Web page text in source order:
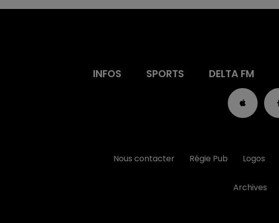
INFOS SPORTS DELTA FM
Nous contacter Régie Pub Logos
Archives